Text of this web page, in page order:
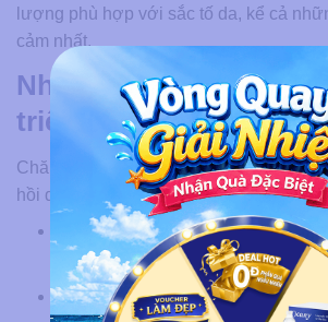
lượng phù hợp với sắc tố da, kể cả
cảm nhất.
Những lưu ý quan
triệt ria mép
Chăm sóc đúng cách sau mỗi buổi
hồi da và hiệu quả duy trì lâu dài.
Trong 48 giờ đầu, tránh nước
phẩm chứa cồn hay hương liệu
Thoa gel làm dịu như lô hội để